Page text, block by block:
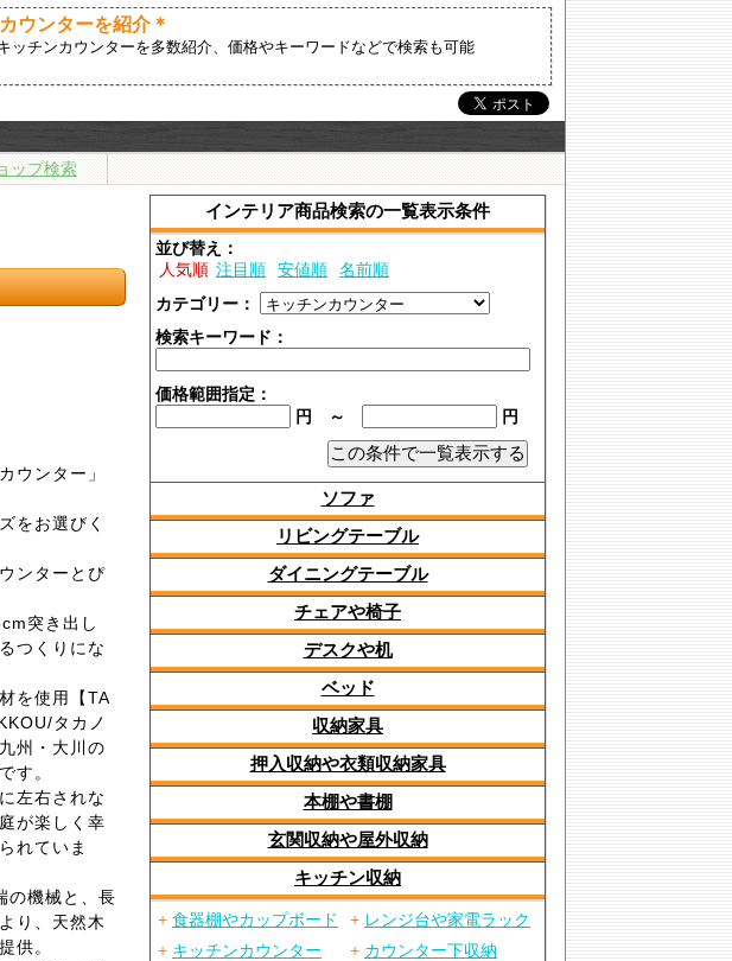
ウンターを紹介＊
ッチンカウンターを多数紹介、価格やキーワードなどで検索も可能
ップ検索
ウンター」
をお選びく
ンターとぴ
突き出し
つくりにな
を使用【TA
タカノ
州・大川の
す。
左右されな
が楽しく幸
れていま
の機械と、長
り、天然木
供。
インテリア商品検索の一覧表示条件
並び替え：
人気順 注目順 安値順
名前順
カテゴリー：
検索キーワード：
価格範囲指定：
円 ～
円
ソファ
リビングテーブル
ダイニングテーブル
チェアや椅子
デスクや机
ベッド
収納家具
押入収納や衣類収納家具
本棚や書棚
玄関収納や屋外収納
キッチン収納
+ 食器棚やカップボード + レンジ台や家電ラック
+ キッチンカウンター + カウンター下収納